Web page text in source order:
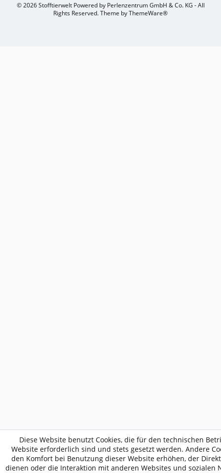
© 2026 Stofftierwelt Powered by Perlenzentrum GmbH & Co. KG - All
Rights Reserved. Theme byThemeWare®
Diese Website benutzt Cookies, die für den technischen
Website erforderlich sind und stets gesetzt werden. Andere
den Komfort bei Benutzung dieser Website erhöhen, der
dienen oder die Interaktion mit anderen Websites und sozialen